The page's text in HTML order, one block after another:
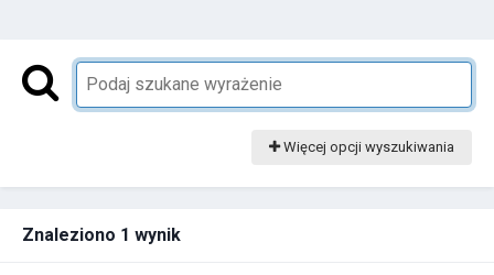
Więcej opcji wyszukiwania
Znaleziono 1 wynik